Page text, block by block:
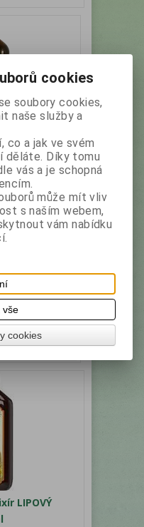
POSÍLENÍ
číslo:12927
10 vitaminů a
DPH:
s DPH:63,20 Kč
do košíku
LIPOVÝ
cookies
soubory cookies,
naše služby a
co a jak ve svém
děláte. Díky tomu
vás a je schopná
může mít vliv
s naším webem,
vám nabídku
vše
cookies